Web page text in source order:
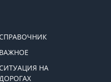
СПРАВОЧНИК
ВАЖНОЕ
СИТУАЦИЯ НА